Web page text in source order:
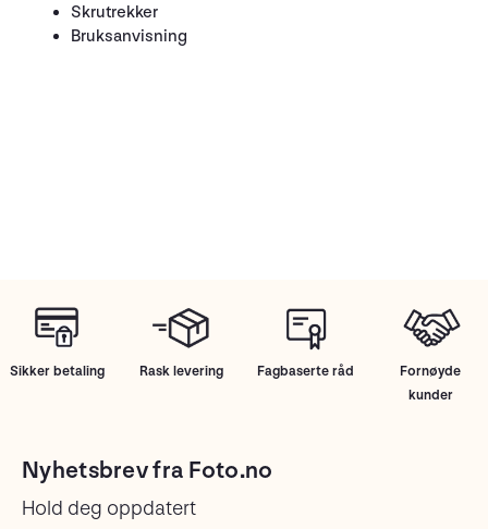
Skrutrekker
Bruksanvisning
Sikker betaling Rask levering Fagbaserte råd
Fornøyde
kunder
Nyhetsbrev fra Foto.no
Hold deg oppdatert